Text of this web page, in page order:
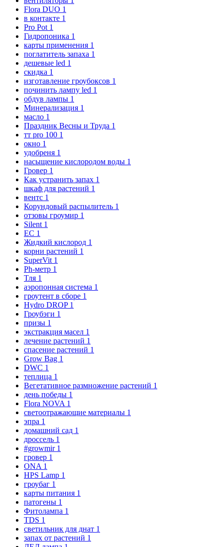
Flora DUO 1
в контакте 1
Pro Pot 1
Гидропоника 1
карты применения 1
поглатитель запаха 1
дешевые led 1
скидка 1
изготавление гроубоксов 1
починить лампу led 1
обдув лампы 1
Минерализация 1
масло 1
Праздник Весны и Труда 1
тт pro 100 1
окно 1
удобреня 1
насыщение кислородом воды 1
Гровер 1
Как устранить запах 1
шкаф для растений 1
вентс 1
Корундовый распылитель 1
отзовы гроумир 1
Silent 1
EC 1
Жидкий кислород 1
корни растений 1
SuperVit 1
Ph-метр 1
Тля 1
аэропонная система 1
гроутент в сборе 1
Hydro DROP 1
Гроубэги 1
призы 1
экстракция масел 1
лечение растений 1
спасение растений 1
Grow Bag 1
DWC 1
теплица 1
Вегетативное размножение растений 1
день победы 1
Flora NOVA 1
светоотражающие материалы 1
эпра 1
домашний сад 1
дроссель 1
#growmir 1
гровер 1
ОNA 1
HPS Lamp 1
гроубаг 1
карты питания 1
патогены 1
Фитолампа 1
TDS 1
светильник для днат 1
запах от растений 1